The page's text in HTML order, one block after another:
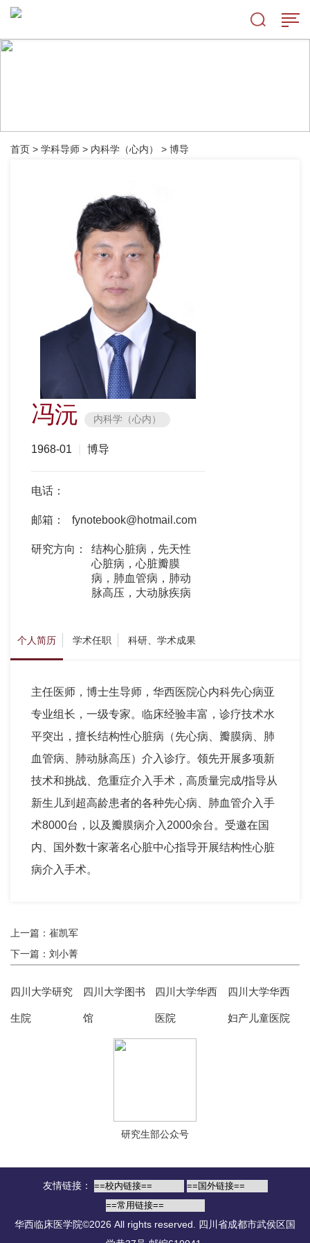
首页 > 学科导师 > 内科学（心内） > 博导
冯沅 内科学（心内）
1968-01 博导
电话：
邮箱： fynotebook@hotmail.com
研究方向：
结构心脏病，先天性
心脏病，心脏瓣膜
病，肺血管病，肺动
脉高压，大动脉疾病
个人简历 学术任职 科研、学术成果
主任医师，博士生导师，华西医院心内科先心病亚
专业组长，一级专家。临床经验丰富，诊疗技术水
平突出，擅长结构性心脏病（先心病、瓣膜病、肺
血管病、肺动脉高压）介入诊疗。领先开展多项新
技术和挑战、危重症介入手术，高质量完成/指导从
新生儿到超高龄患者的各种先心病、肺血管介入手
术8000台，以及瓣膜病介入2000余台。受邀在国
内、国外数十家著名心脏中心指导开展结构性心脏
病介入手术。
上一篇：崔凯军
下一篇：刘小菁
四川大学研究
生院
四川大学图书
馆
四川大学华西
医院
四川大学华西
妇产儿童医院
研究生部公众号
友情链接：
华西临床医学院©2026 All rights reserved.
四川省成都市武侯区国